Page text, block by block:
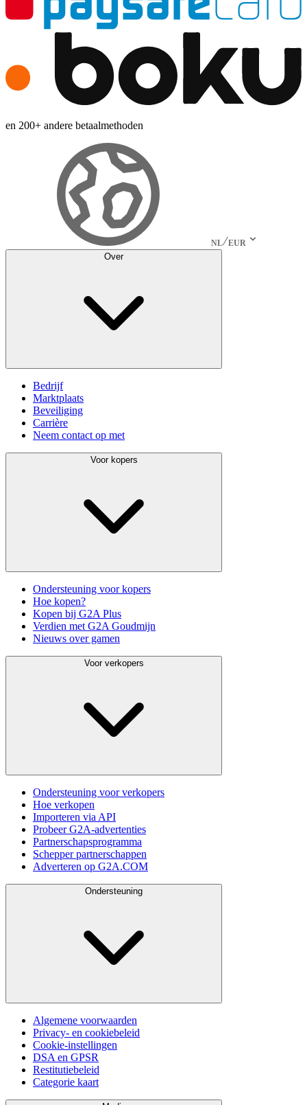
en 200+ andere betaalmethoden
NL EUR
Over
Bedrijf
Marktplaats
Beveiliging
Carrière
Neem contact op met
Voor kopers
Ondersteuning voor kopers
Hoe kopen?
Kopen bij G2A Plus
Verdien met G2A Goudmijn
Nieuws over gamen
Voor verkopers
Ondersteuning voor verkopers
Hoe verkopen
Importeren via API
Probeer G2A-advertenties
Partnerschapsprogramma
Schepper partnerschappen
Adverteren op G2A.COM
Ondersteuning
Algemene voorwaarden
Privacy- en cookiebeleid
Cookie-instellingen
DSA en GPSR
Restitutiebeleid
Categorie kaart